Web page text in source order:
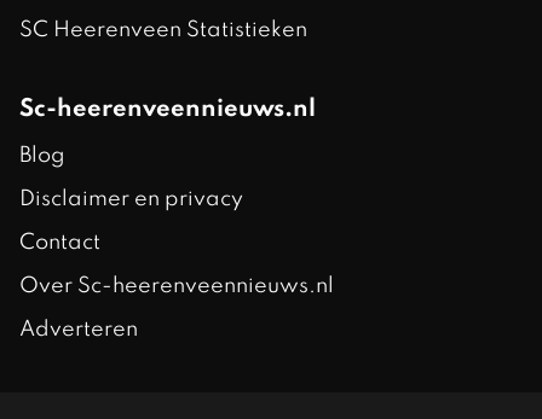
SC Heerenveen Statistieken
Sc-heerenveennieuws.nl
Blog
Disclaimer en privacy
Contact
Over Sc-heerenveennieuws.nl
Adverteren